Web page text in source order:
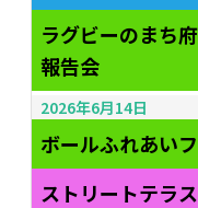
ラグビーのまち
報告会
2026年6月14日
ボールふれあい
ストリートテラス